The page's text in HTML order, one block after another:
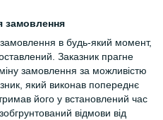
замовлення
в будь-який момент,
Заказник прагне
замовлення за можливістю
який виконав попереднє
його у встановлений час
відмови від